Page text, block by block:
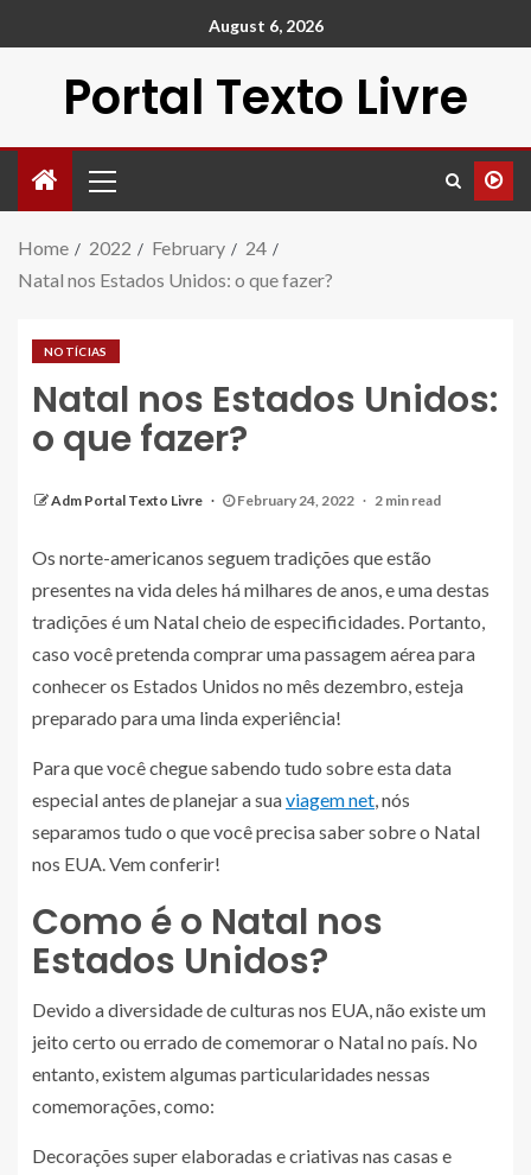
August 6, 2026
Portal Texto Livre
Home 2022 February
24
Natal nos Estados Unidos: o que fazer?
NOTÍCIAS
Natal nos Estados Unidos:
o que fazer?
Adm Portal Texto Livre February 24, 2022 2 min read
Os norte-americanos seguem tradições que estão
presentes na vida deles há milhares de anos, e uma destas
tradições é um Natal cheio de especificidades. Portanto,
caso você pretenda comprar uma passagem aéreapara
conhecer os Estados Unidos no mês dezembro, esteja
preparado para uma linda experiência!
Para que você chegue sabendo tudo sobre esta data
especial antes de planejar a suaviagem net, nós
separamos tudo o que você precisa saber sobre o Natal
nos EUA. Vem conferir!
Como é o Natal nos
Estados Unidos?
Devido a diversidade de culturas nos EUA, não existe um
jeito certo ou errado de comemorar o Natal no país. No
entanto, existem algumas particularidades nessas
comemorações, como:
Decorações super elaboradas e criativas nas casas e